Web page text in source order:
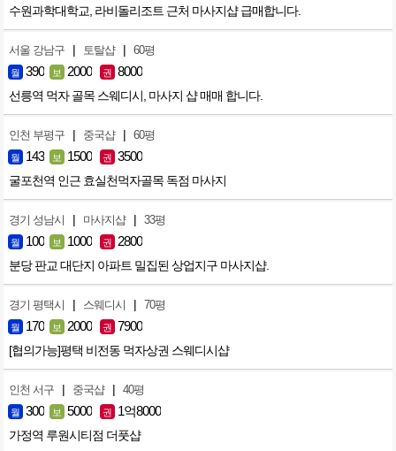
수원과학대학교, 라비돌리조트 근처 마사지샵 급매합니다.
서울 강남구 | 토탈샵 | 60평
월 390 보 2000 권 8000
선릉역 먹자 골목 스웨디시, 마사지 샵 매매 합니다.
인천 부평구 | 중국샵 | 60평
월 143 보 1500 권 3500
굴포천역 인근 효실천먹자골목 독점 마사지
경기 성남시 | 마사지샵 | 33평
월 100 보 1000 권 2800
분당 판교 대단지 아파트 밀집된 상업지구 마사지샵.
경기 평택시 | 스웨디시 | 70평
월 170 보 2000 권 7900
[협의가능]평택 비전동 먹자상권 스웨디시샵
인천 서구 | 중국샵 | 40평
월 300 보 5000 권 1억8000
가정역 루원시티점 더풋샵